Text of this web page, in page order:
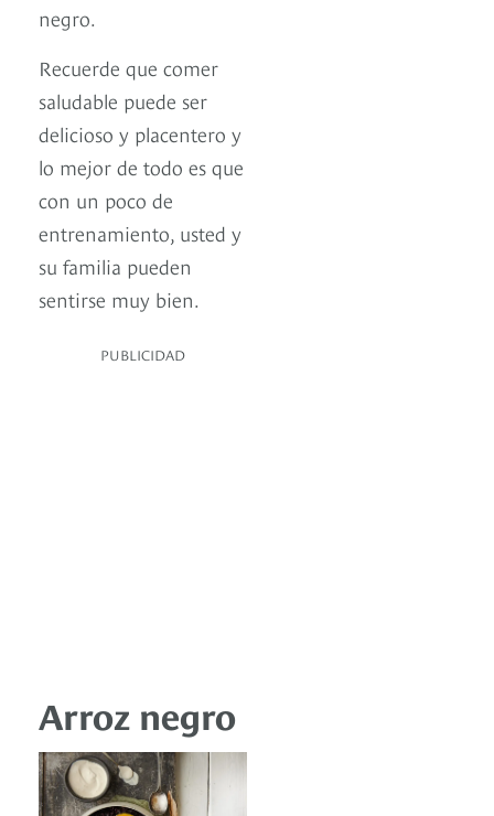
negro.
Recuerde que comer
saludable puede ser
delicioso y placentero y
lo mejor de todo es que
con un poco de
entrenamiento, usted y
su familia pueden
sentirse muy bien.
PUBLICIDAD
Arroz negro